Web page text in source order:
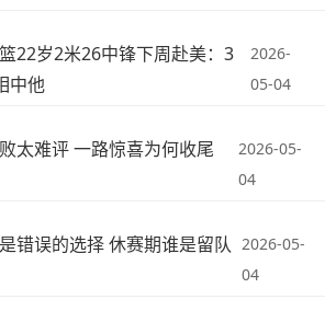
22岁2米26中锋下周赴美：3
中他
2026-
05-04
太难评 一路惊喜为何收尾
2026-05-
04
错误的选择 休赛期谁是留队 2026-05-
04